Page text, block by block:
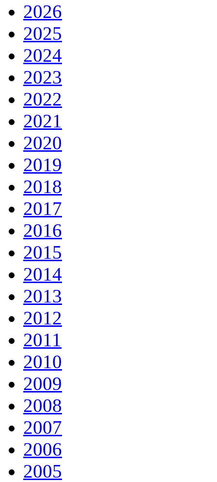
2026
2025
2024
2023
2022
2021
2020
2019
2018
2017
2016
2015
2014
2013
2012
2011
2010
2009
2008
2007
2006
2005